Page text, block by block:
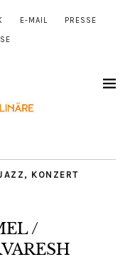
E-MAIL PRESSE
, KONZERT
/